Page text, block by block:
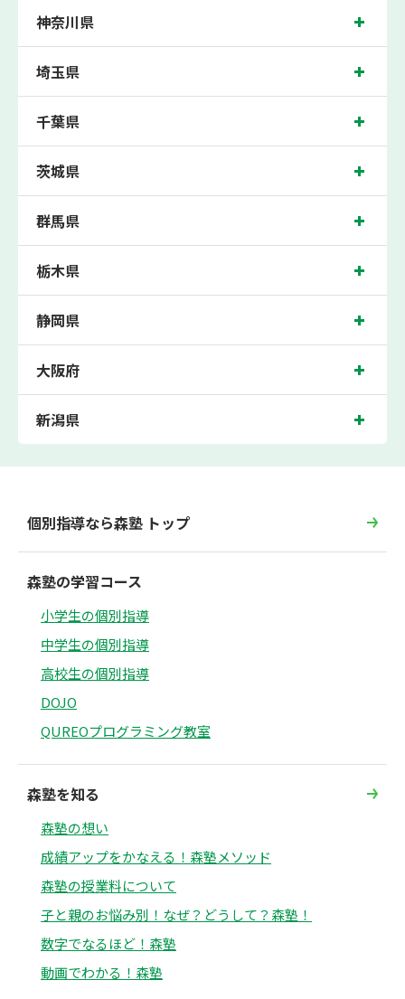
間・期末テストで、必ず1回以上『60点未満でご入塾の場合、受講科目が1科目で
+20点以上。60点以上でご入塾の場合、その科目が80点以上』になることを保証し
ます。もし以上の基準を超えて学校成績が上がらなければ、3学期目の対象科目授
大阪府和泉市の保護者の方や生徒さんにクチコミで絶大な評価をいただいている個
別指導塾で今なら無料体験受付中です！
神奈川県
埼玉県
千葉県
茨城県
群馬県
栃木県
静岡県
大阪府
新潟県
個別指導なら森塾 トップ
森塾の学習コース
小学生の個別指導
中学生の個別指導
高校生の個別指導
DOJO
QUREOプログラミング教室
森塾を知る
森塾の想い
成績アップをかなえる！森塾メソッド
森塾の授業料について
子と親のお悩み別！なぜ？どうして？森塾！
数字でなるほど！森塾
動画でわかる！森塾